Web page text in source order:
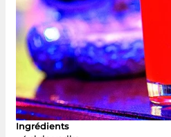
Ingrédients